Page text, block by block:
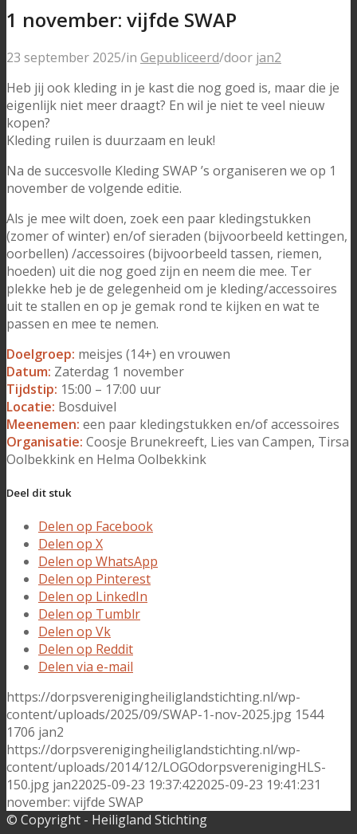
1 november: vijfde SWAP
23 september 2025/in Gepubliceerd/door jan2
Heb jij ook kleding in je kast die nog goed is, maar die je
eigenlijk niet meer draagt? En wil je niet te veel nieuw
kopen?
Kleding ruilen is duurzaam en leuk!
Na de succesvolle Kleding SWAP ’s organiseren we op 1
november de volgende editie.
Als je mee wilt doen, zoek een paar kledingstukken
(zomer of winter) en/of sieraden (bijvoorbeeld kettingen,
oorbellen) /accessoires (bijvoorbeeld tassen, riemen,
hoeden) uit die nog goed zijn en neem die mee. Ter
plekke heb je de gelegenheid om je kleding/accessoires
uit te stallen en op je gemak rond te kijken en wat te
passen en mee te nemen.
Doelgroep: meisjes (14+) en vrouwen
Datum: Zaterdag 1 november
Tijdstip: 15:00 – 17:00 uur
Locatie: Bosduivel
Meenemen: een paar kledingstukken en/of accessoires
Organisatie: Coosje Brunekreeft, Lies van Campen, Tirsa
Oolbekkink en Helma Oolbekkink
Deel dit stuk
Delen op Facebook
Delen op X
Delen op WhatsApp
Delen op Pinterest
Delen op LinkedIn
Delen op Tumblr
Delen op Vk
Delen op Reddit
Delen via e-mail
https://dorpsverenigingheiliglandstichting.nl/wp-
content/uploads/2025/09/SWAP-1-nov-2025.jpg 1544
1706 jan2
https://dorpsverenigingheiliglandstichting.nl/wp-
content/uploads/2014/12/LOGOdorpsverenigingHLS-
150.jpg jan22025-09-23 19:37:422025-09-23 19:41:231
november: vijfde SWAP
© Copyright - Heiligland Stichting